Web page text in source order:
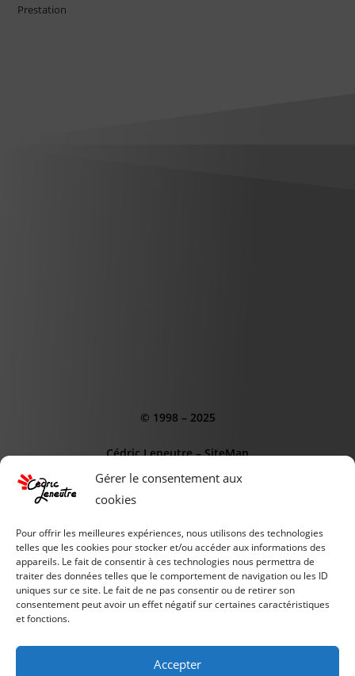
Gérer le consentement aux
cookies
Pour offrir les meilleures expériences, nous utilisons des technologies
telles que les cookies pour stocker et/ou accéder aux informations des
appareils. Le fait de consentir à ces technologies nous permettra de
traiter des données telles que le comportement de navigation ou les ID
uniques sur ce site. Le fait de ne pas consentir ou de retirer son
consentement peut avoir un effet négatif sur certaines caractéristiques
et fonctions.
Accepter
Prestation
© 1998 – 2025
Cédric Leneutre–SiteMap
CE SITE EST SOUTENUS PAR :
AGENCE WEB OdD